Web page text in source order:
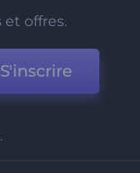
et offres.
S'inscrire